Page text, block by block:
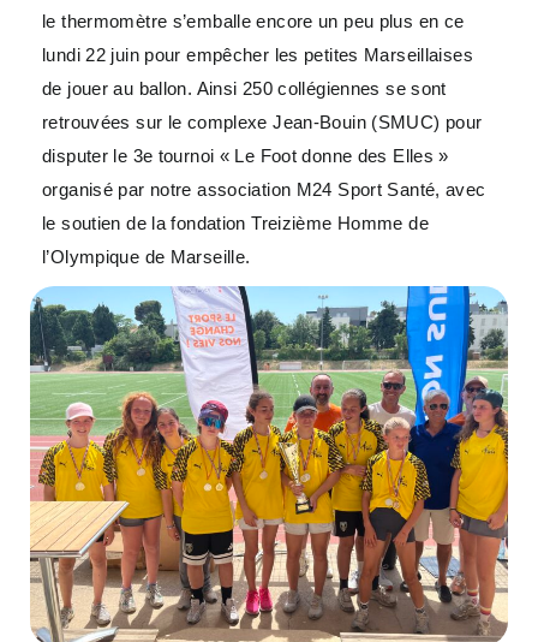
le thermomètre s’emballe encore un peu plus en ce
lundi 22 juin pour empêcher les petites Marseillaises
de jouer au ballon. Ainsi 250 collégiennes se sont
retrouvées sur le complexe Jean-Bouin (SMUC) pour
disputer le 3e tournoi « Le Foot donne des Elles »
organisé par notre association M24 Sport Santé, avec
le soutien de la fondation Treizième Homme de
l’Olympique de Marseille.